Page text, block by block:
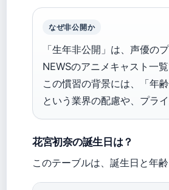
なぜ非公開か
「生年非公開」は、声優の
NEWSのアニメキャスト一
この慣習の背景には、「年
という業界の配慮や、プラ
花宮初奈の誕生日は？
このテーブルは、誕生日と年